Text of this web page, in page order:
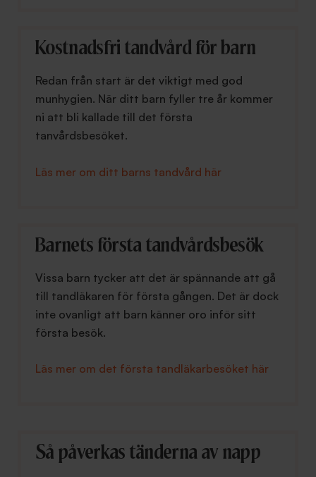
Kostnadsfri tandvård för barn
Redan från start är det viktigt med god
munhygien. När ditt barn fyller tre år kommer
ni att bli kallade till det första
tanvårdsbesöket.
Läs mer om ditt barns tandvård här
Barnets första tandvårdsbesök
Vissa barn tycker att det är spännande att gå
till tandläkaren för första gången. Det är dock
inte ovanligt att barn känner oro inför sitt
första besök.
Läs mer om det första tandläkarbesöket här
Så påverkas tänderna av napp